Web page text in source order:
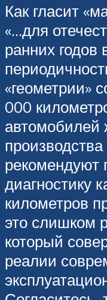
Как гласит
«…для
ранних годов
«геометрии»
000
автомобилей
рекомендуют
диагностику
километров
это слишком
который
реалии